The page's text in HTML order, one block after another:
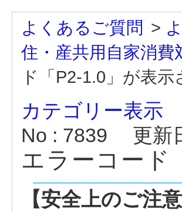
よくあるご質問 >
住・産共用自家消
ド「P2-1.0」が表
カテゴリー表示
No : 7839
更新
エラーコード
【安全上のご注意